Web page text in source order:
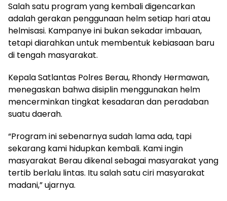
Salah satu program yang kembali digencarkan
adalah gerakan penggunaan helm setiap hari atau
helmisasi. Kampanye ini bukan sekadar imbauan,
tetapi diarahkan untuk membentuk kebiasaan baru
di tengah masyarakat.
Kepala Satlantas Polres Berau, Rhondy Hermawan,
menegaskan bahwa disiplin menggunakan helm
mencerminkan tingkat kesadaran dan peradaban
suatu daerah.
“Program ini sebenarnya sudah lama ada, tapi
sekarang kami hidupkan kembali. Kami ingin
masyarakat Berau dikenal sebagai masyarakat yang
tertib berlalu lintas. Itu salah satu ciri masyarakat
madani,” ujarnya.